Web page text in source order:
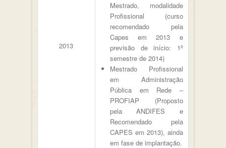
2013
Mestrado, modalidade
Profissional (curso
recomendado pela
Capes em 2013 e
previsão de início: 1º
semestre de 2014)
Mestrado Profissional
em Administração
Pública em Rede –
PROFIAP (Proposto
pela ANDIFES e
Recomendado pela
CAPES em 2013), ainda
em fase de implantação.